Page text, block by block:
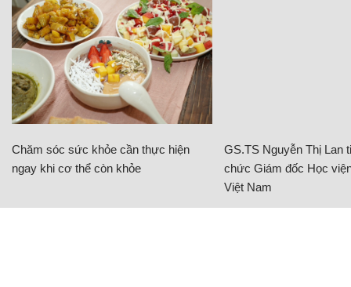
Chăm sóc sức khỏe cần thực hiện
ngay khi cơ thể còn khỏe
GS.TS Nguyễn Thị Lan
chức Giám đốc Học
Việt Nam